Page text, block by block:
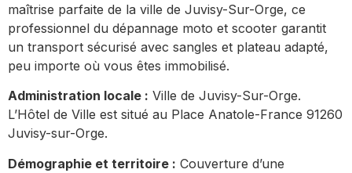
maîtrise parfaite de la ville de Juvisy-Sur-Orge, ce
professionnel du dépannage moto et scooter garantit
un transport sécurisé avec sangles et plateau adapté,
peu importe où vous êtes immobilisé.
Administration locale : Ville de Juvisy-Sur-Orge.
L’Hôtel de Ville est situé au Place Anatole-France 91260
Juvisy-sur-Orge.
Démographie et territoire : Couverture d’une